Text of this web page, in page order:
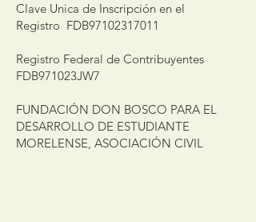
Clave Unica de Inscripción en el
Registro FDB97102317011
Registro Federal de Contribuyentes
FDB971023JW7
FUNDACIÓN DON BOSCO PARA EL
DESARROLLO DE ESTUDIANTE
MORELENSE, ASOCIACIÓN CIVIL